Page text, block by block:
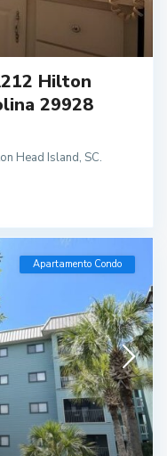
Hilton
29928
Head Island, SC.
Apartamento Condo